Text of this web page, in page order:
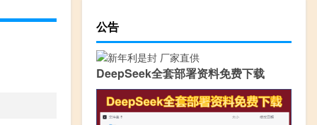
公告
DeepSeek全套部署资料免费下载